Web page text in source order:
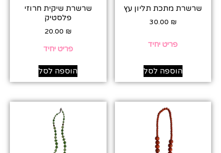
שרשרת מתכת תליון עץ
30.00 ₪
פריט יחיד
הוספה לסל
שרשרת שיקית חרוזי
פלסטיק
20.00 ₪
פריט יחיד
הוספה לסל